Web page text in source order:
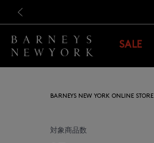
SALE
BARNEYS NEW YORK ONLINE STORE
対象商品数